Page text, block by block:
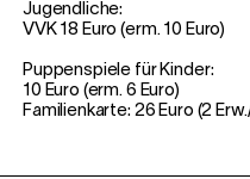
Jugendliche:
VVK 18 Euro (erm. 10 Euro)
Puppenspiele für Kinder:
10 Euro (erm. 6 Euro)
Familienkarte: 26 Euro (2